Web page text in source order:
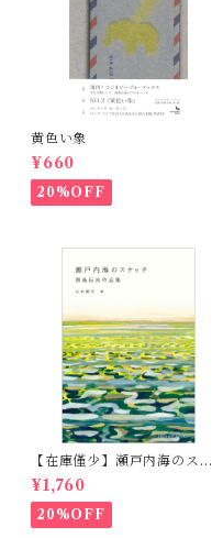
黄色い象
¥660
20%OFF
【在庫僅少】瀬戸内海のスケ
ッチ 黒島伝治作品集
¥1,760
20%OFF